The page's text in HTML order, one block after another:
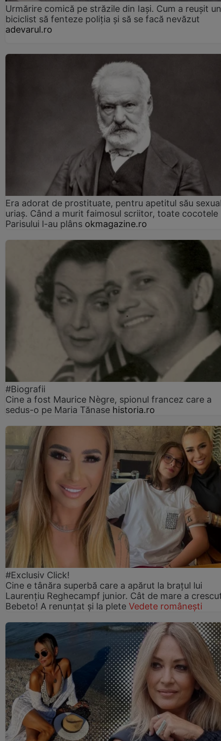
Urmărire comică pe străzile din Iași. Cum a reușit un
biciclist să fenteze poliția și să se facă nevăzut
adevarul.ro
Era adorat de prostituate, pentru apetitul său
uriaș. Când a murit faimosul scriitor, toate cocotele
Parisului l-au plâns okmagazine.ro
#Biografii
Cine a fost Maurice Nègre, spionul francez care a
sedus-o pe Maria Tănase historia.ro
#Exclusiv Click!
Cine e tânăra superbă care a apărut la brațul lui
Laurențiu Reghecampf junior. Cât de mare a
Bebeto! A renunțat și la plete Vedete românești